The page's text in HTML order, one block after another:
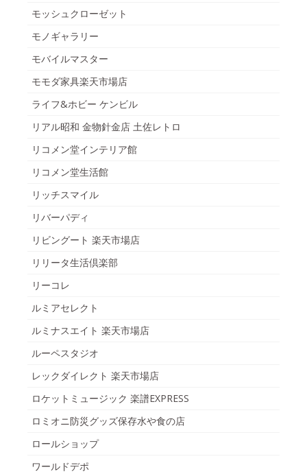
モッシュクローゼット
モノギャラリー
モバイルマスター
モモダ家具楽天市場店
ライフ&ホビー ケンビル
リアル昭和 金物針金店 土佐レトロ
リコメン堂インテリア館
リコメン堂生活館
リッチスマイル
リバーパディ
リビングート 楽天市場店
リリータ生活倶楽部
リーコレ
ルミアセレクト
ルミナスエイト 楽天市場店
ルーペスタジオ
レックダイレクト 楽天市場店
ロケットミュージック 楽譜EXPRESS
ロミオニ防災グッズ保存水や食の店
ロールショップ
ワールドデポ